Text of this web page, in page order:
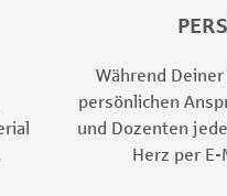
Während
persönlichen
und Dozenten
Herz per